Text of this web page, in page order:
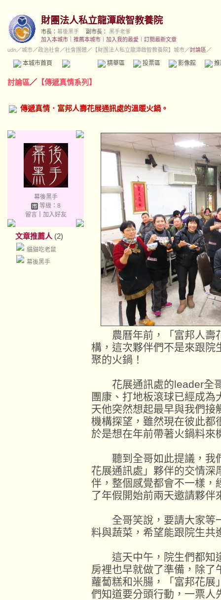
財團法人私立龍潭啟智教養院
市長： 幕後黑手 副市長： 黑手老爹
加入本城市
推薦本城市 加入我的最愛
訂閱最新文章
udn／城市／政治社會 ／社會團體／ 【財團法人私立龍潭啟智教養院】城市／討論區／
本城市首頁 精華區 投票區 影像館
討論區／ 【傳遞真情系列】
傳遞真情．富邦人壽花展通訊處的溫暖火鍋。
幕後黑手
等級：8
留言｜ 加入好友
文章推薦人 (2)
貓貓吃老鼠
幕後黑手
農曆年前，「富邦人壽
構，這次夥伴們不是來跟院
聚的火鍋！
花展通訊處的leader全哥
團康、打地板滾球已經成
天他突然想起最早與我們接
機構探望，雖然現在彼此都
於是想在年前帶著火鍋料來
聽到全哥如此提議，我
花展通訊處」夥伴的交情深
伴，整個感覺都會不一樣，
了年假開始前兩天邀請夥伴
全哥笑說，要請大家等
料與蔬菜，希望能跟院生共
這天中午，院生們都知
房裡也早就做了準備，除了
蘿蔔糕和米腸，「富邦花展
們知道要分頭行動，一票人